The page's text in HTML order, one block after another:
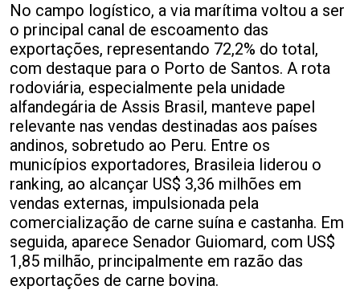
No campo logístico, a via marítima voltou a ser
o principal canal de escoamento das
exportações, representando 72,2% do total,
com destaque para o Porto de Santos. A rota
rodoviária, especialmente pela unidade
alfandegária de Assis Brasil, manteve papel
relevante nas vendas destinadas aos países
andinos, sobretudo ao Peru. Entre os
municípios exportadores, Brasileia liderou o
ranking, ao alcançar US$ 3,36 milhões em
vendas externas, impulsionada pela
comercialização de carne suína e castanha. Em
seguida, aparece Senador Guiomard, com US$
1,85 milhão, principalmente em razão das
exportações de carne bovina.